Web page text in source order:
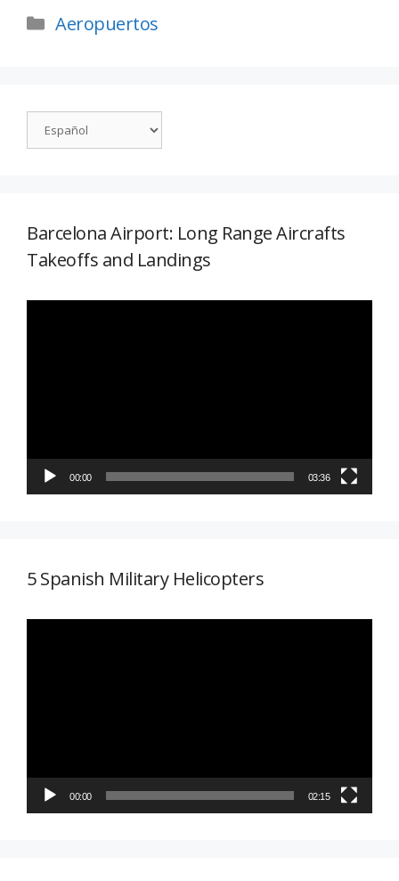
Aeropuertos
Barcelona Airport: Long Range Aircrafts
Takeoffs and Landings
00:00 03:36
5 Spanish Military Helicopters
00:00 02:15